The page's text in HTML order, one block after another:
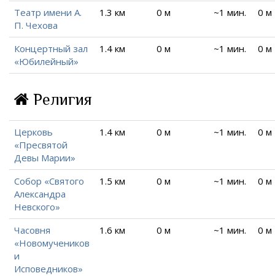
Театр имени А.
П. Чехова
1.3 км 0 м ~1 мин. 0 м
Концертный зал
«Юбилейный»
1.4 км 0 м ~1 мин. 0 м
Религия
Церковь
«Пресвятой
Девы Марии»
1.4 км 0 м ~1 мин. 0 м
Собор «Святого
Александра
Невского»
1.5 км 0 м ~1 мин. 0 м
Часовня
«Новомучеников
и
Исповедников»
1.6 км 0 м ~1 мин. 0 м